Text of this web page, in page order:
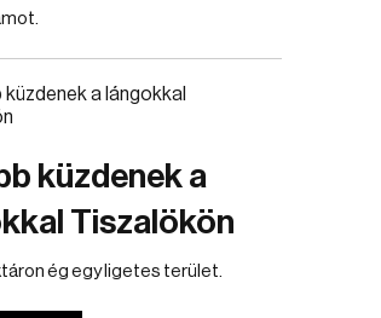
küzdenek a
Tiszalökön
ég egy ligetes terület.